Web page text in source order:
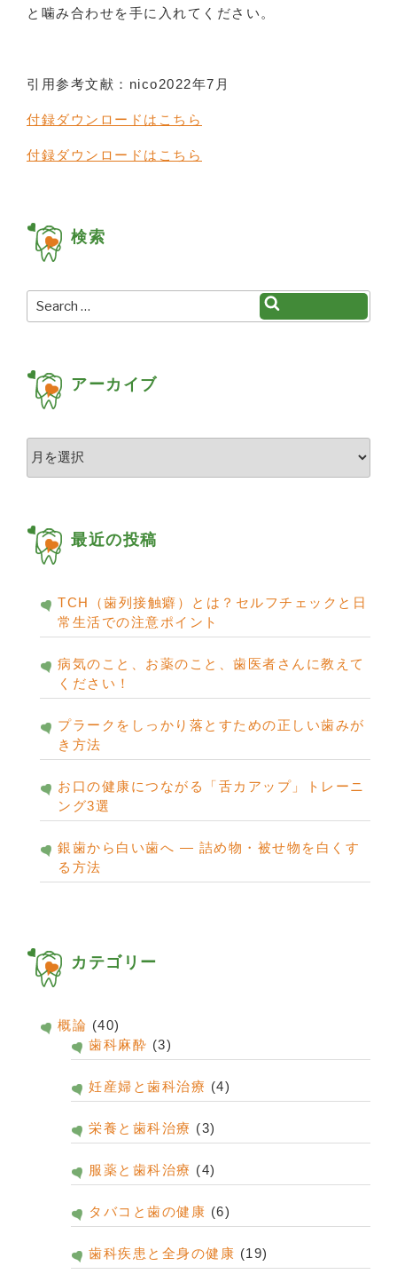
と噛み合わせを手に入れてください。
引用参考文献：nico2022年7月
付録ダウンロードはこちら
付録ダウンロードはこちら
検索
Search
for:
アーカイブ
ア
ブ
最近の投稿
TCH（歯列接触癖）とは？セルフチェックと日
常生活での注意ポイント
病気のこと、お薬のこと、歯医者さんに教えて
ください！
プラークをしっかり落とすための正しい歯みが
き方法
お口の健康につながる「舌カアップ」トレーニ
ング3選
銀歯から白い歯へ ― 詰め物・被せ物を白くす
る方法
カテゴリー
概論 (40)
歯科麻酔 (3)
妊産婦と歯科治療 (4)
栄養と歯科治療 (3)
服薬と歯科治療 (4)
タバコと歯の健康 (6)
歯科疾患と全身の健康 (19)